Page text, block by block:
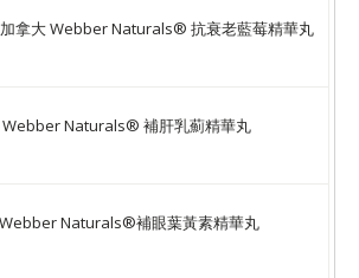
拿大 Webber Naturals® 抗衰老藍莓精華丸
Webber Naturals® 補肝乳薊精華丸
Naturals®補眼葉黃素精華丸